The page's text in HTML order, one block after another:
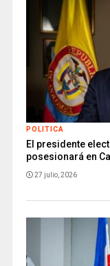
POLITICA
El presidente
posesionará en
27 julio, 2026